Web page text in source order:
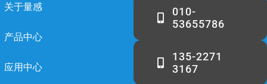
关于量感
产品中心
应用中心
010-
53655786
135-2271
3167